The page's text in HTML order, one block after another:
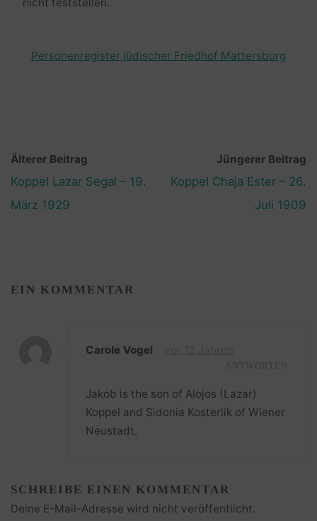
Personenregister jüdischer Friedhof Mattersburg
Älterer Beitrag
Koppel Lazar Segal – 19.
März 1929
Jüngerer Beitrag
Koppel Chaja Ester – 26.
Juli 1909
EIN KOMMENTAR
Carole Vogel
Jakob is the son of Alojos (Lazar)
Koppel and Sidonia Kosterlik of Wiener
Neustadt.
SCHREIBE EINEN KOMMENTAR
Deine E-Mail-Adresse wird nicht veröffentlicht.